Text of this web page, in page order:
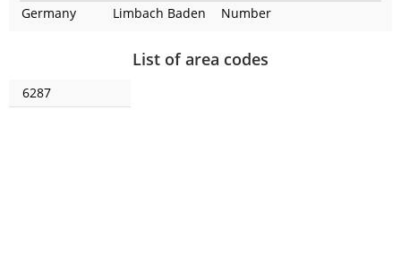
Germany Limbach Baden Number
List of area codes
6287